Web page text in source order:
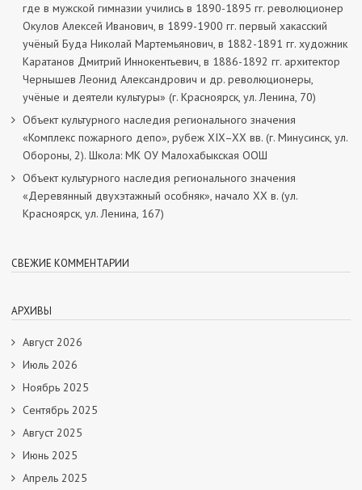
где в мужской гимназии учились в 1890-1895 гг. революционер
Окулов Алексей Иванович, в 1899-1900 гг. первый хакасский
учёный Буда Николай Мартемьянович, в 1882-1891 гг. художник
Каратанов Дмитрий Иннокентьевич, в 1886-1892 гг. архитектор
Чернышев Леонид Александрович и др. революционеры,
учёные и деятели культуры» (г. Красноярск, ул. Ленина, 70)
Объект культурного наследия регионального значения
«Комплекс пожарного депо», рубеж XIX–XX вв. (г. Минусинск, ул.
Обороны, 2). Школа: МК ОУ Малохабыкская ООШ
Объект культурного наследия регионального значения
«Деревянный двухэтажный особняк», начало ХХ в. (ул.
Красноярск, ул. Ленина, 167)
СВЕЖИЕ КОММЕНТАРИИ
АРХИВЫ
Август 2026
Июль 2026
Ноябрь 2025
Сентябрь 2025
Август 2025
Июнь 2025
Апрель 2025